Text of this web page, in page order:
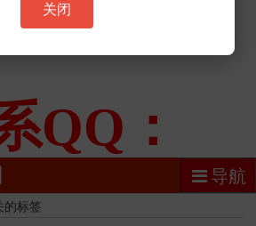
导航
的标签
关闭